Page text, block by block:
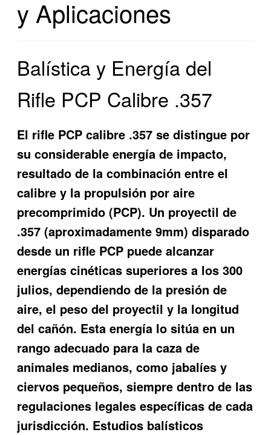
y Aplicaciones
Balística y Energía del
Rifle PCP Calibre .357
El rifle PCP calibre .357 se distingue por
su considerable energía de impacto,
resultado de la combinación entre el
calibre y la propulsión por aire
precomprimido (PCP). Un proyectil de
.357 (aproximadamente 9mm) disparado
desde un rifle PCP puede alcanzar
energías cinéticas superiores a los 300
julios, dependiendo de la presión de
aire, el peso del proyectil y la longitud
del cañón. Esta energía lo sitúa en un
rango adecuado para la caza de
animales medianos, como jabalíes y
ciervos pequeños, siempre dentro de las
regulaciones legales específicas de cada
jurisdicción. Estudios balísticos